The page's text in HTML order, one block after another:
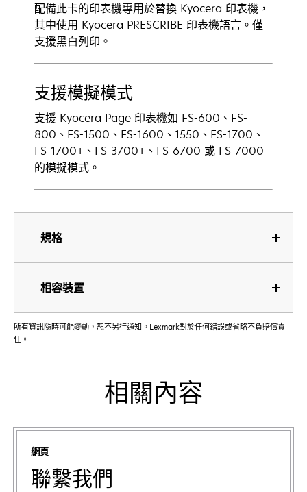
規格
相容裝置
配備此卡的印表機專用於替換 Kyocera 印表機，
其中使用 Kyocera PRESCRIBE 印表機語言。僅
支援黑白列印。
支援模擬模式
支援 Kyocera Page 印表機如 FS-600、FS-
800、FS-1500、FS-1600、1550、FS-1700、
FS-1700+、FS-3700+、FS-6700 或 FS-7000
的模擬模式。
所有資訊隨時可能變動，恕不另行通知。Lexmark對於任何錯誤或省略不負賠償責
任。
相關內容
網頁
聯繫我們